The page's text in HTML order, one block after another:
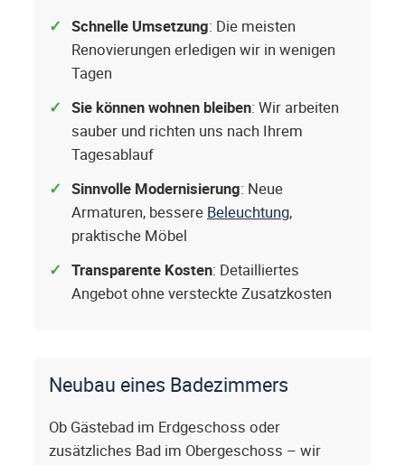
Schnelle Umsetzung: Die meisten
Renovierungen erledigen wir in wenigen
Tagen
Sie können wohnen bleiben: Wir arbeiten
sauber und richten uns nach Ihrem
Tagesablauf
Sinnvolle Modernisierung: Neue
Armaturen, bessere Beleuchtung,
praktische Möbel
Transparente Kosten: Detailliertes
Angebot ohne versteckte Zusatzkosten
Neubau eines Badezimmers
Ob Gästebad im Erdgeschoss oder
zusätzliches Bad im Obergeschoss – wir